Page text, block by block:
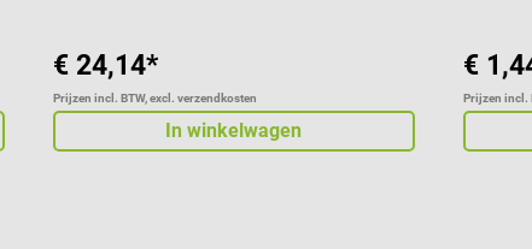
€ 24,14*
Prijzen incl. BTW, excl. verzendkosten
In winkelwagen
€
Prijzen incl.